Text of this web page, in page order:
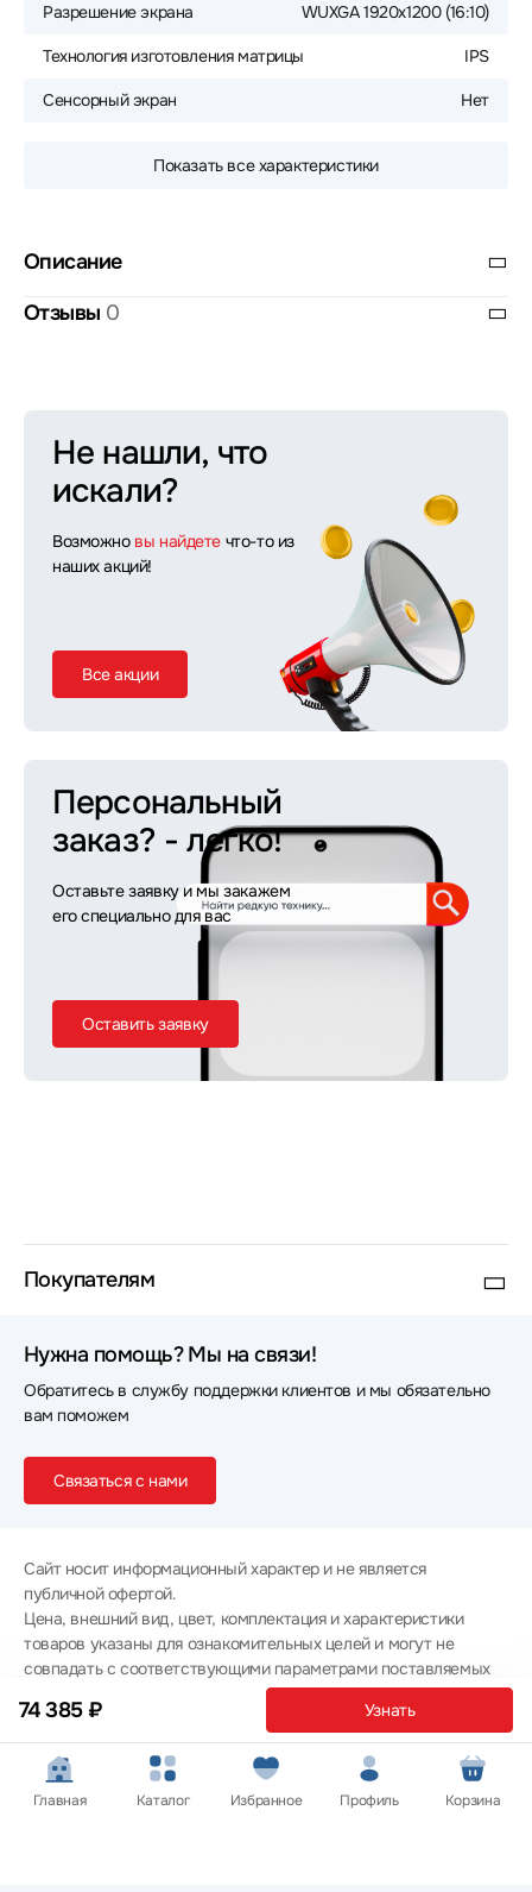
74 385 ₽ Узнать
Разрешение экрана WUXGA 1920x1200 (16:10)
Технология изготовления матрицы IPS
Сенсорный экран Нет
Показать все характеристики
Описание
Отзывы 0
Не нашли, что
искали?
Возможно вы найдете что-то из
наших акций!
Все акции
Персональный
заказ? - легко!
Оставьте заявку и мы закажем
его специально для вас
Оставить заявку
Покупателям
Нужна помощь? Мы на связи!
Обратитесь в службу поддержки клиентов и мы обязательно
вам поможем
Связаться с нами
Сайт носит информационный характер и не является
публичной офертой.
Цена, внешний вид, цвет, комплектация и характеристики
товаров указаны для ознакомительных целей и могут не
совпадать с соответствующими параметрами поставляемых
товаров - уточняйте информацию у менеджера при
оформлении заказа.
Политика конфиденциальности
© 2012 — 2026 ООО «Эпл Тэк»
Главная Каталог Избранное Профиль Корзина